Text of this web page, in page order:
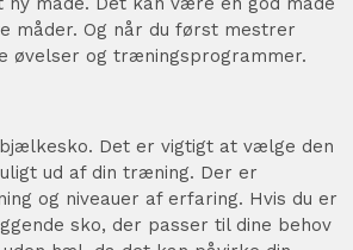
måder. Og når du først mestrer
øvelser og træningsprogrammer.
Det er vigtigt at vælge den
ud af din træning. Der er
og niveauer af erfaring. Hvis du er
sko, der passer til dine behov